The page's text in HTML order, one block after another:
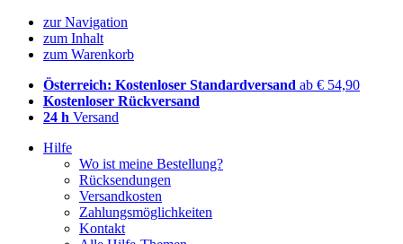
zur Navigation
zum Inhalt
zum Warenkorb
Österreich: Kostenloser Standardversand ab € 54,90
Kostenloser Rückversand
24 h Versand
Hilfe
Wo ist meine Bestellung?
Rücksendungen
Versandkosten
Zahlungsmöglichkeiten
Kontakt